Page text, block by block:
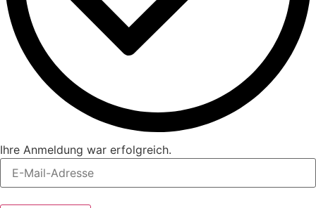
Ihre Anmeldung war erfolgreich.